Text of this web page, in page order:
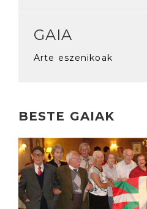
GAIA
Arte eszenikoak
BESTE GAIAK
Irakurri